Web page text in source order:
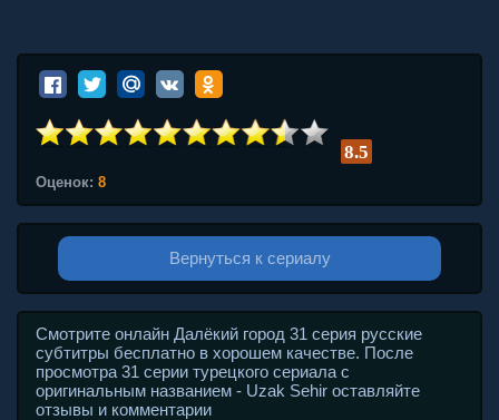
8.5
Оценок: 8
Вернуться к сериалу
Смотрите онлайн Далёкий город 31 серия русские
субтитры бесплатно в хорошем качестве. После
просмотра 31 серии турецкого сериала с
оригинальным названием - Uzak Sehir оставляйте
отзывы и комментарии